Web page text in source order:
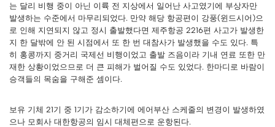
는 달리 비행 중이 아닌 이륙 전 지상에서 일어난 사고였기에 부상자만
발생하는 수준에서 마무리되었다. 만약 해당 항공편이 강풍(윈드시어)으
로 인해 지연되지 않고 정시 출발했다면 제주항공 2216편 사고가 발생한
지 한 달밖에 안 된 시점에서 또 한 번 대참사가 발생했을 수도 있다. 특
히 홍콩까지 중거리 국제선 비행이었고 출발 즈음이라 기내 연료 또한 만
재한 상황이었으므로 더 큰 피해가 벌어질 수도 있었다. 한마디로 바람이
승객들의 목숨을 구해준 셈이다.
보유 기체 21기 중 1기가 감소하기에 에어부산 스케줄의 변경이 발생하였
으나 모회사 대한항공의 임시 대체편으로 운항된다.